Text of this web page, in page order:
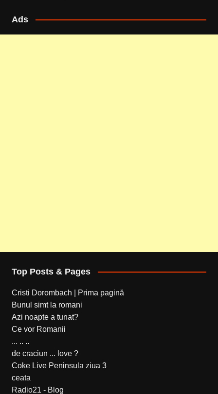
Ads
Top Posts & Pages
Cristi Dorombach | Prima pagină
Bunul simt la romani
Azi noapte a tunat?
Ce vor Romanii
... .. ..
de craciun ... love ?
Coke Live Peninsula ziua 3
ceata
Radio21 - Blog